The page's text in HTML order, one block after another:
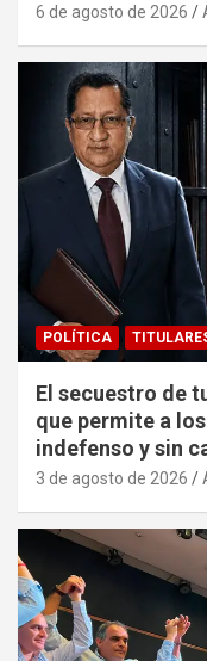
6 de agosto de 2026
POLÍTICA
El secuestro de
que permite a
indefenso y sin
3 de agosto de 2026